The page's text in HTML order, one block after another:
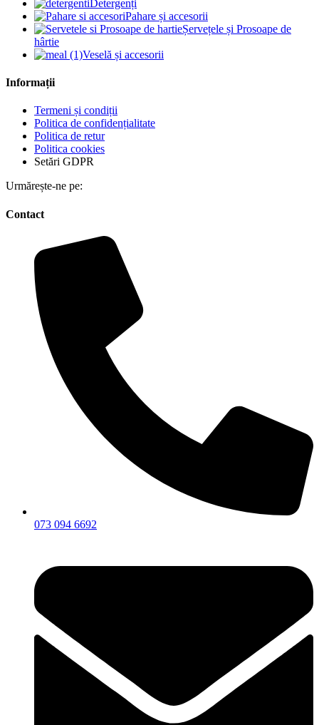
Detergenți
Pahare și accesorii
Șervețele și Prosoape de
hârtie
Veselă și accesorii
Informații
Termeni și condiții
Politica de confidențialitate
Politica de retur
Politica cookies
Setări GDPR
Urmărește-ne pe:
Contact
073 094 6692